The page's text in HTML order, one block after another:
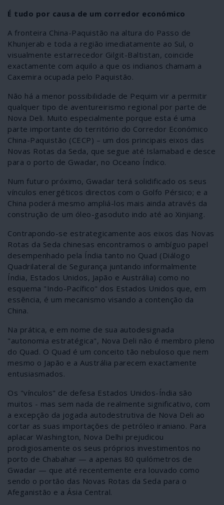
É tudo por causa de um corredor económico
A fronteira China-Paquistão na altura do Passo de
Khunjerab e toda a região imediatamente ao Sul, o
visualmente estarrecedor Gilgit-Baltistan, coincide
exactamente com aquilo a que os indianos chamam a
Caxemira ocupada pelo Paquistão.
Não há a menor possibilidade de Pequim vir a permitir
qualquer tipo de aventureirismo regional por parte de
Nova Deli. Muito especialmente porque esta é uma
parte importante do território do Corredor Económico
China-Paquistão (CECP) – um dos principais eixos das
Novas Rotas da Seda, que segue até Islamabad e desce
para o porto de Gwadar, no Oceano Índico.
Num futuro próximo, Gwadar terá solidificado os seus
vínculos energéticos directos com o Golfo Pérsico; e a
China poderá mesmo ampliá-los mais ainda através da
construção de um óleo-gasoduto indo até ao Xinjiang.
Contrapondo-se estrategicamente aos eixos das Novas
Rotas da Seda chinesas encontramos o ambíguo papel
desempenhado pela Índia tanto no Quad (Diálogo
Quadrilateral de Segurança juntando informalmente
Índia, Estados Unidos, Japão e Austrália) como no
esquema "Indo-Pacífico" dos Estados Unidos que, em
essência, é um mecanismo visando a contenção da
China.
Na prática, e em nome de sua autodesignada
"autonomia estratégica", Nova Deli não é membro pleno
do Quad. O Quad é um conceito tão nebuloso que nem
mesmo o Japão e a Austrália parecem exactamente
entusiasmados.
Os "vínculos" de defesa Estados Unidos-Índia são
muitos - mas sem nada de realmente significativo, com
a excepção da jogada autodestrutiva de Nova Deli ao
cortar as suas importações de petróleo iraniano. Para
aplacar Washington, Nova Delhi prejudicou
prodigiosamente os seus próprios investimentos no
porto de Chabahar — a apenas 80 quilómetros de
Gwadar — que até recentemente era louvado como
sendo o portão das Novas Rotas da Seda para o
Afeganistão e a Ásia Central.